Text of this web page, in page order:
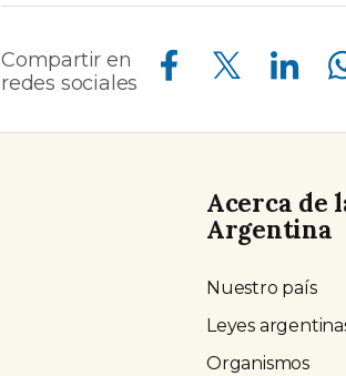
Compartir en
redes sociales
Compartir en Facebook Compartir en Twitter Compartir en Linkedin Compartir en Whatsapp
Acerca de
Argentina
Nuestro país
Leyes
Organismos